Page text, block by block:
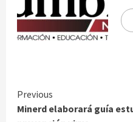
Continue
Previous
Minerd elaborará guía